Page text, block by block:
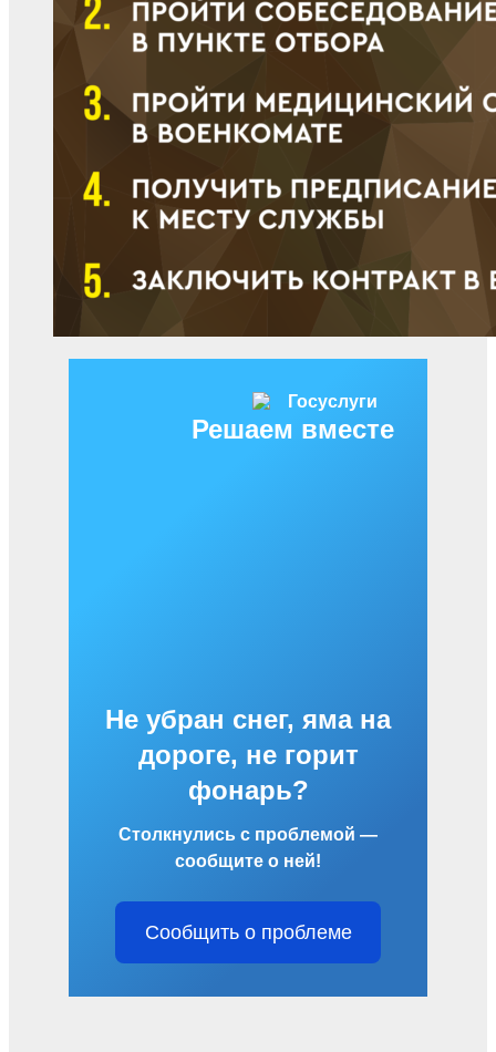
Решаем вместе
Не убран снег, яма на
дороге, не горит
фонарь?
Столкнулись с проблемой —
сообщите о ней!
Сообщить о проблеме